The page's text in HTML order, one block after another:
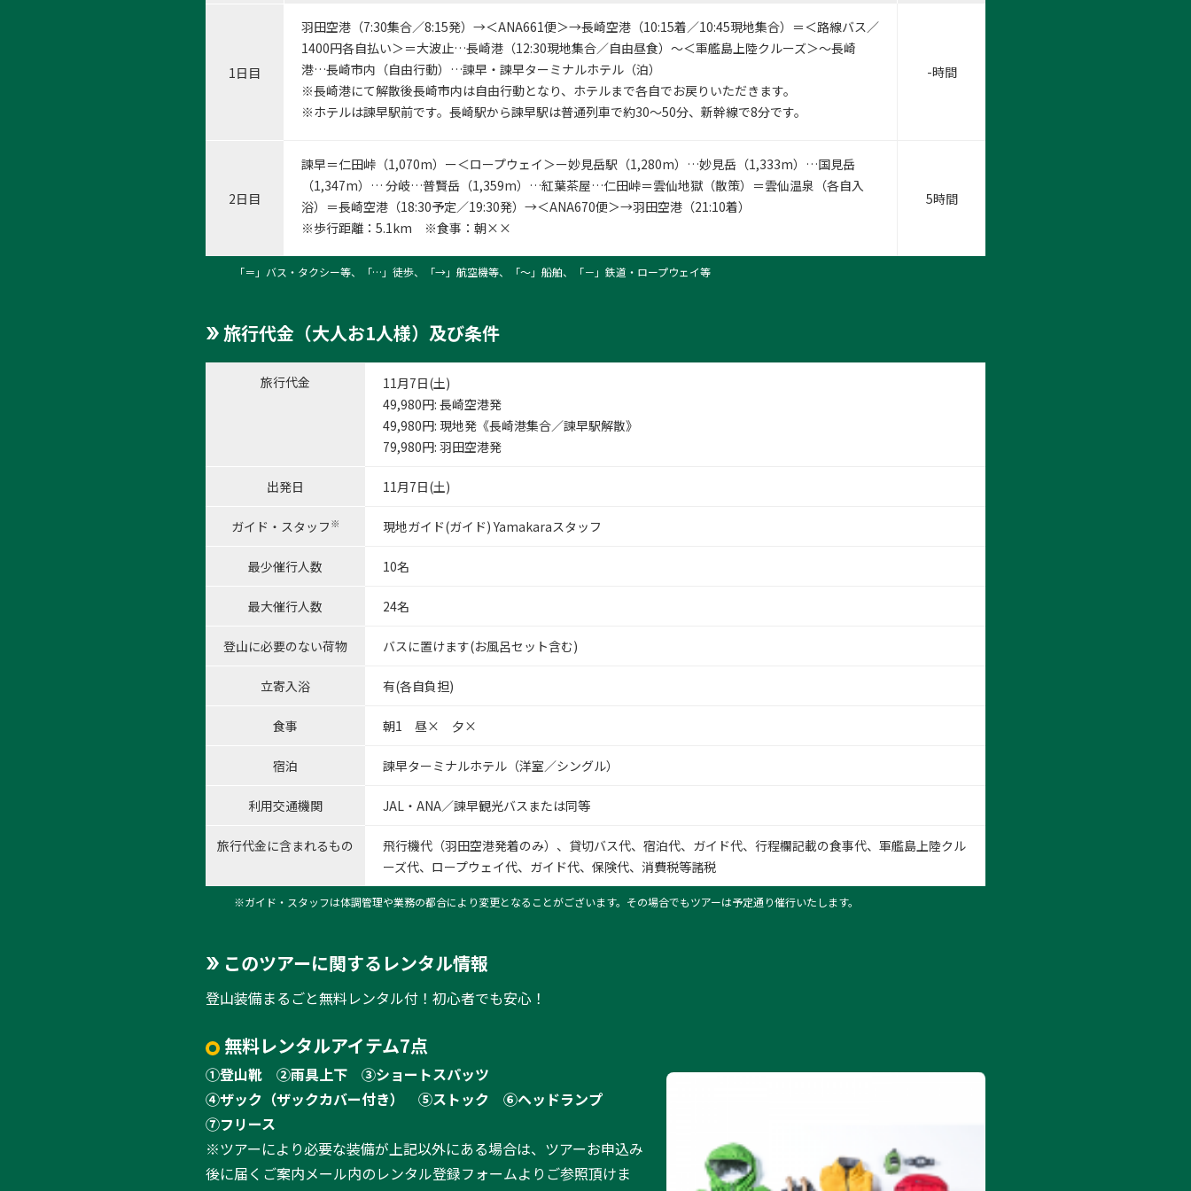
1日目
羽田空港（7:30集合／8:15発）→＜ANA661便＞→長崎空港（10:15着／10:45現地集合）＝＜路線バス／
1400円各自払い＞＝大波止…長崎港（12:30現地集合／自由昼食）～＜軍艦島上陸クルーズ＞～長崎
港…長崎市内（自由行動）…諫早・諫早ターミナルホテル（泊）
※長崎港にて解散後長崎市内は自由行動となり、ホテルまで各自でお戻りいただきます。
※ホテルは諫早駅前です。長崎駅から諫早駅は普通列車で約30～50分、新幹線で8分です。
-時間
2日目
諫早＝仁田峠（1,070m）ー＜ロープウェイ＞ー妙見岳駅（1,280m）…妙見岳（1,333m）…国見岳
（1,347m）… 分岐…普賢岳（1,359m）…紅葉茶屋…仁田峠＝雲仙地獄（散策）＝雲仙温泉（各自入
浴）＝長崎空港（18:30予定／19:30発）→＜ANA670便＞→羽田空港（21:10着）
※歩行距離：5.1km ※食事：朝××
5時間
「＝」バス・タクシー等、「…」徒歩、「→」航空機等、「〜」船舶、「－」鉄道・ロープウェイ等
旅行代金（大人お1人様）及び条件
旅行代金
11月7日(土)
49,980円: 長崎空港発
49,980円: 現地発《長崎港集合／諫早駅解散》
79,980円: 羽田空港発
出発日 11月7日(土)
ガイド・スタッフ ※ 現地ガイド(ガイド) Yamakaraスタッフ
最少催行人数 10名
最大催行人数 24名
登山に必要のない荷物 バスに置けます(お風呂セット含む)
立寄入浴 有(各自負担)
食事 朝1 昼× 夕×
宿泊 諫早ターミナルホテル（洋室／シングル）
利用交通機関 JAL・ANA／諫早観光バスまたは同等
旅行代金に含まれるもの
飛行機代（羽田空港発着のみ）、貸切バス代、宿泊代、ガイド代、行程欄記載の食事代、軍艦島上陸クル
ーズ代、ロープウェイ代、ガイド代、保険代、消費税等諸税
※ガイド・スタッフは体調管理や業務の都合により変更となることがございます。その場合でもツアーは予定通り催行いたします。
このツアーに関するレンタル情報
登山装備まるごと無料レンタル付！初心者でも安心！
無料レンタルアイテム7点
①登山靴 ②雨具上下
③ショートスパッツ
④ザック（ザックカバー付き）
⑤ストック
⑥ヘッドランプ
⑦フリース
※ツアーにより必要な装備が上記以外にある場合は、ツアーお申込み
後に届くご案内メール内のレンタル登録フォームよりご参照頂けま
1:軍艦島